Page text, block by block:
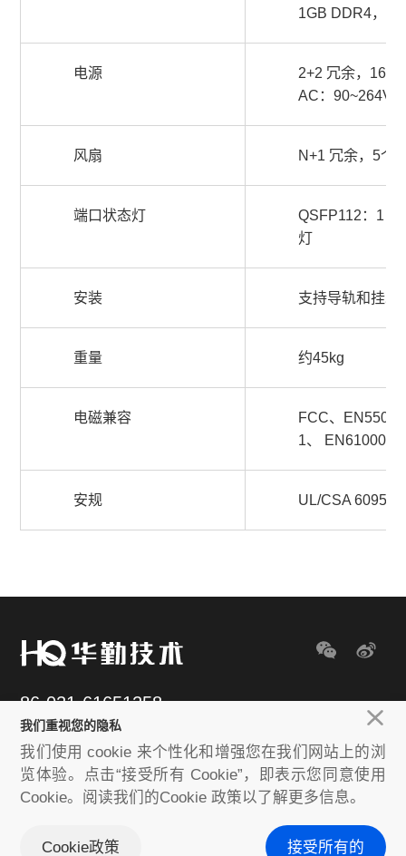
1GB DDR4，
电源
2+2 冗余，
AC：
风扇 N+1 冗余，5个
端口状态灯
QSFP112：1
灯
安装 支持导轨和挂耳
重量 约45kg
电磁兼容
FCC、
1、 EN61000-
安规 UL/CSA 60950-
86-021-61651258
E-mail：huaqin@huaqin.com
Copyright © 2020-2023 Huaqin Co.ltd. All rights reserved 沪ICP备
隐私政策 免责声明 网站地图
我们重视您的隐私
我们使用 cookie 来个性化和增强您在我们网站上的浏
览体验。点击“接受所有 Cookie”，即表示您同意使用
Cookie。阅读我们的Cookie 政策以了解更多信息。
Cookie政策 接受所有的